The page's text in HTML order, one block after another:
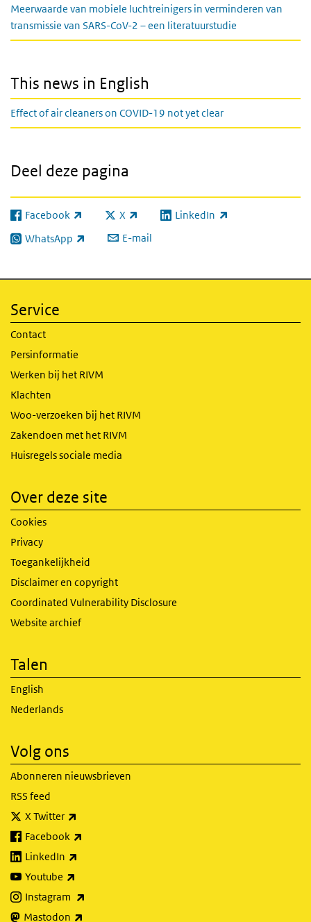
Meerwaarde van mobiele luchtreinigers in verminderen van
transmissie van SARS-CoV-2 – een literatuurstudie
This news in English
Effect of air cleaners on COVID-19 not yet clear
Deel deze pagina
Facebook
(externe link) X
(externe link) LinkedIn
(externe link)
WhatsApp
(externe link) E-mail
Service
Contact
Persinformatie
Werken bij het RIVM
Klachten
Woo-verzoeken bij het RIVM
Zakendoen met het RIVM
Huisregels sociale media
Over deze site
Cookies
Privacy
Toegankelijkheid
Disclaimer en copyright
Coordinated Vulnerability Disclosure
Website archief
Talen
English
Nederlands
Volg ons
Abonneren nieuwsbrieven
RSS feed
X Twitter
Facebook
LinkedIn
Youtube
Instagram
Mastodon